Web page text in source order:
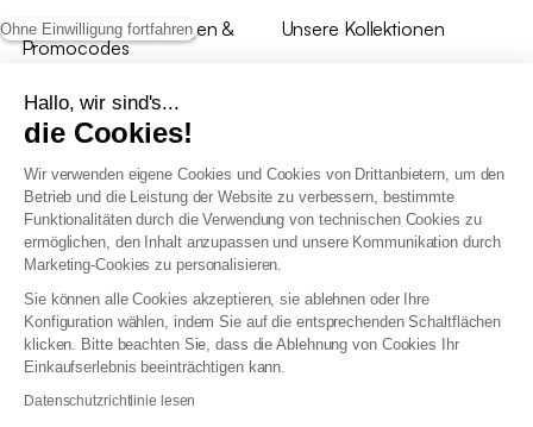
Ohne Einwilligung fortfahren
Hallo, wir sind's...
die Cookies!
Wir verwenden eigene Cookies und Cookies von Drittanbietern, um den
Betrieb und die Leistung der Website zu verbessern, bestimmte
Funktionalitäten durch die Verwendung von technischen Cookies zu
ermöglichen, den Inhalt anzupassen und unsere Kommunikation durch
Marketing-Cookies zu personalisieren.
Sie können alle Cookies akzeptieren, sie ablehnen oder Ihre
Konfiguration wählen, indem Sie auf die entsprechenden Schaltflächen
klicken. Bitte beachten Sie, dass die Ablehnung von Cookies Ihr
Einkaufserlebnis beeinträchtigen kann.
Datenschutzrichtlinie lesen
*Angebotsbedingungen &
Promocodes
Bewertungen von sweeek
Unsere Geschäfte
Unsere Kollektionen
AGB Treueprogramm
Datenschutzrichtlinien
Allgemeine Geschäftsbedingungen für Geschäftskunden
Erklärung zur Barrierefreiheit